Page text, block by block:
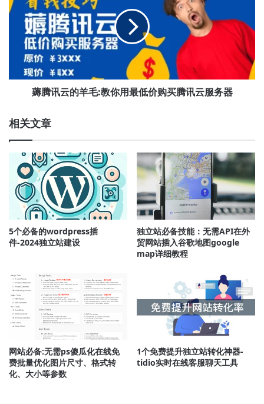
讯
云
你
价
购
买
云
器
薅腾讯云的羊毛:教你用最低价购买腾讯云服务器
相关文章
5个必备的wordpress插
件-2024独立站建设
独立站必备技能：无需API在外
贸网站插入谷歌地图google
map详细教程
网站必备:无需ps傻瓜化在线免
费批量优化图片尺寸、格式转
化、大小等参数
1个免费提升独立站转化神器-
tidio实时在线客服聊天工具